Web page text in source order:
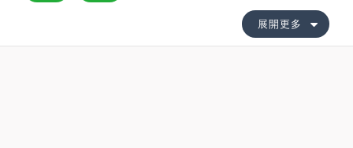
展開更多